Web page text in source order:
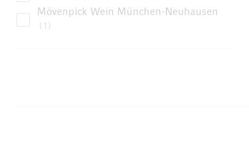
Mövenpick Wein München-Neuhausen
1